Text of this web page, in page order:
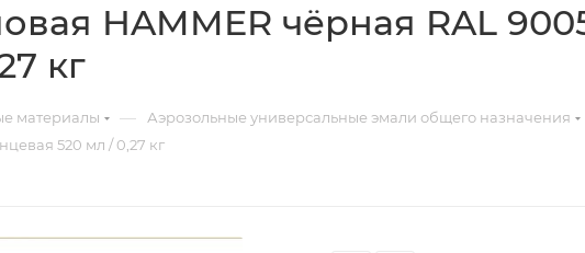
HAMMER чёрная RAL
кг
материалы — Аэрозольные универсальные эмали общего назначения
520 мл / 0,27 кг